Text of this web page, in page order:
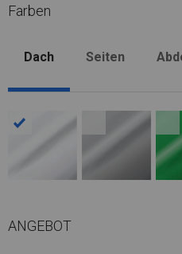
Farben
Dach Seiten
ANGEBOT